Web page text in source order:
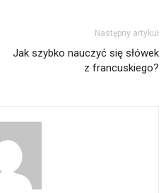
Następny artykuł
Jak szybko nauczyć się słówek
z francuskiego?